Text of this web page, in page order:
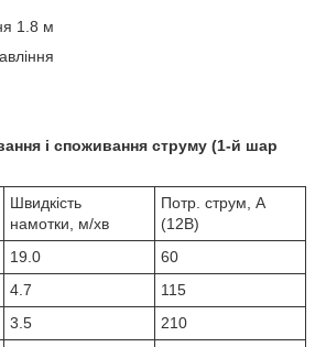
1.8 м
і споживання струму (1-й шар
Швидкість
намотки, м/хв
Потр. струм, А
(12В)
19.0
60
4.7
115
3.5
210